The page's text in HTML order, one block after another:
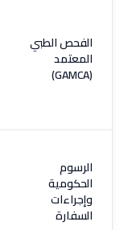
الفحص الطبي
المعتمد
(GAMCA)
الرسوم
الحكومية
وإجراءات
السفارة